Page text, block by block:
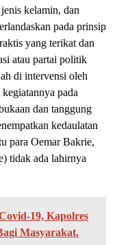
kelamin, dan
pada prinsip
yang terikat dan
atau partai politik
di intervensi oleh
pada
dan tanggung
kedaulatan
para Oemar Bakrie,
tidak ada lahirnya
19, Kapolres
Masyarakat.